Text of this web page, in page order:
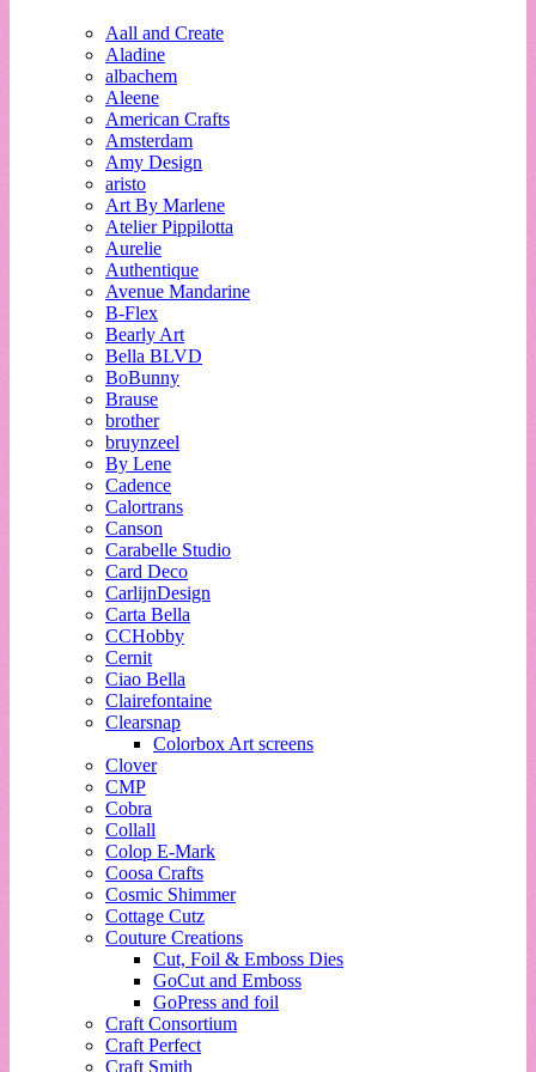
Aall and Create
Aladine
albachem
Aleene
American Crafts
Amsterdam
Amy Design
aristo
Art By Marlene
Atelier Pippilotta
Aurelie
Authentique
Avenue Mandarine
B-Flex
Bearly Art
Bella BLVD
BoBunny
Brause
brother
bruynzeel
By Lene
Cadence
Calortrans
Canson
Carabelle Studio
Card Deco
CarlijnDesign
Carta Bella
CCHobby
Cernit
Ciao Bella
Clairefontaine
Clearsnap
Colorbox Art screens
Clover
CMP
Cobra
Collall
Colop E-Mark
Coosa Crafts
Cosmic Shimmer
Cottage Cutz
Couture Creations
Cut, Foil & Emboss Dies
GoCut and Emboss
GoPress and foil
Craft Consortium
Craft Perfect
Craft Smith